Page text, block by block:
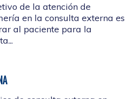
de la atención de
en la consulta externa es
al paciente para la